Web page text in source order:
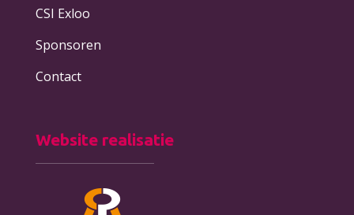
CSI Exloo
Sponsoren
Contact
Website realisatie